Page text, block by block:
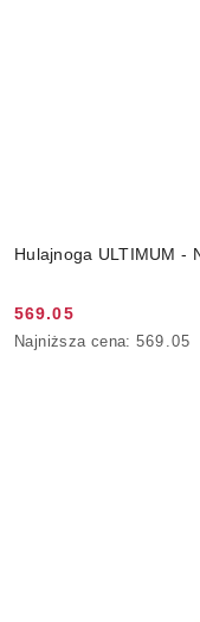
Hulajnoga ULTIMUM -
Cena
promocyjna:
569.05
Najniższa
Najniższa cena: 569.05